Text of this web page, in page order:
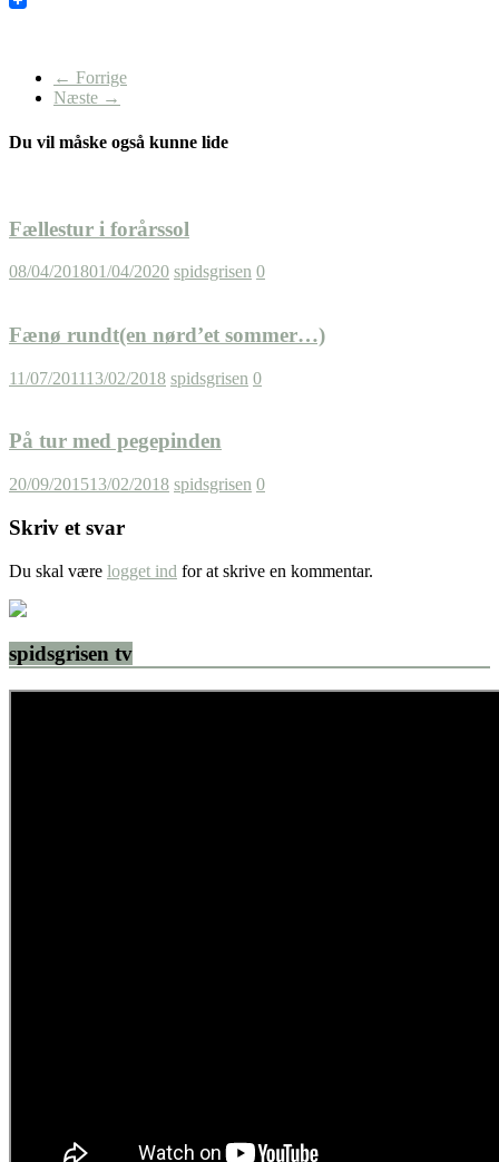
← Forrige
Næste →
Du vil måske også kunne lide
Fællestur i forårssol
08/04/201801/04/2020 spidsgrisen 0
Fænø rundt(en nørd’et sommer…)
11/07/201113/02/2018 spidsgrisen 0
På tur med pegepinden
20/09/201513/02/2018 spidsgrisen 0
Skriv et svar
Du skal være logget ind for at skrive en kommentar.
spidsgrisen tv